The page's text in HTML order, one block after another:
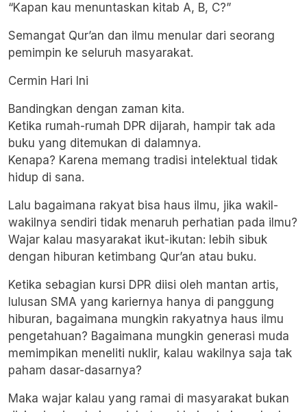
“Kapan kau menuntaskan kitab A, B, C?”
Semangat Qur’an dan ilmu menular dari seorang
pemimpin ke seluruh masyarakat.
Cermin Hari Ini
Bandingkan dengan zaman kita.
Ketika rumah-rumah DPR dijarah, hampir tak ada
buku yang ditemukan di dalamnya.
Kenapa? Karena memang tradisi intelektual tidak
hidup di sana.
Lalu bagaimana rakyat bisa haus ilmu, jika wakil-
wakilnya sendiri tidak menaruh perhatian pada ilmu?
Wajar kalau masyarakat ikut-ikutan: lebih sibuk
dengan hiburan ketimbang Qur’an atau buku.
Ketika sebagian kursi DPR diisi oleh mantan artis,
lulusan SMA yang kariernya hanya di panggung
hiburan, bagaimana mungkin rakyatnya haus ilmu
pengetahuan? Bagaimana mungkin generasi muda
memimpikan meneliti nuklir, kalau wakilnya saja tak
paham dasar-dasarnya?
Maka wajar kalau yang ramai di masyarakat bukan